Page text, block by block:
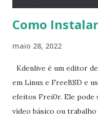
Como
maio 28, 2022
Kdenlive é um editor
em Linux e FreeBSD e
efeitos Frei0r. Ele pode
vídeo básico ou